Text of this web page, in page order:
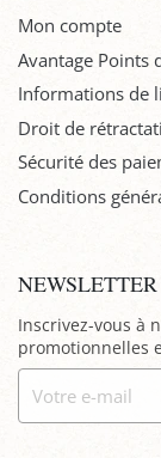
Mon compte
Avantage Points
Informations de
Droit de
Sécurité des
Conditions
NEWSLETTER
Inscrivez-vous à
promotionnelles